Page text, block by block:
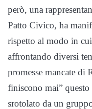
però, una
Patto Civico, ha
rispetto al modo in
affrontando diversi
promesse mancate di
finiscono mai”
srotolato da un